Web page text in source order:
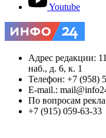
Youtube
Адрес редакции:
наб., д. 6, к. 1
Телефон: +7 (958)
E-mail.:
По вопросам
+7 (915) 059-63-33